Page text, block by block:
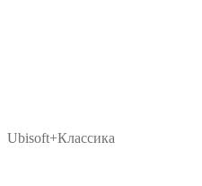
Ubisoft+Классика